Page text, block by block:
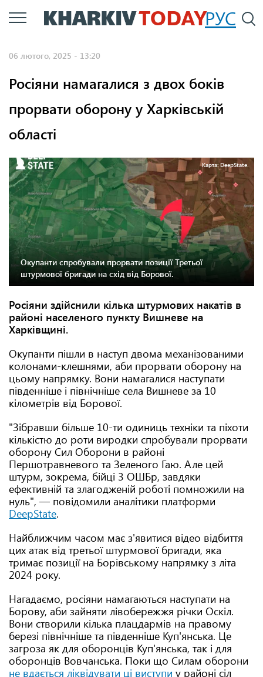
Перейти
до
РУС
06 лютого, 2025 - 13:20
Росіяни намагалися з двох боків
прорвати оборону у Харківській
області
Карта: DeepState.
Окупанти спробували прорвати позиції Третьої
штурмової бригади на схід від Борової.
Росіяни здійснили кілька штурмових накатів в
районі населеного пункту Вишневе на
Харківщині.
Окупанти пішли в наступ двома механізованими
колонами-клешнями, аби прорвати оборону на
цьому напрямку. Вони намагалися наступати
південніше і північніше села Вишневе за 10
кілометрів від Борової.
"Зібравши більше 10-ти одиниць техніки та піхоти
кількістю до роти виродки спробували прорвати
оборону Сил Оборони в районі
Першотравневого та Зеленого Гаю. Але цей
штурм, зокрема, бійці 3 ОШБр, завдяки
ефективній та злагодженій роботі помножили на
нуль", — повідомили аналітики платформи
DeepState.
Найближчим часом має з'явитися відео відбиття
цих атак від третьої штурмової бригади, яка
тримає позиції на Борівському напрямку з літа
2024 року.
Нагадаємо, росіяни намагаються наступати на
Борову, аби зайняти лівобережжя річки Оскіл.
Вони створили кілька плацдармів на правому
березі північніше та південніше Куп'янська. Це
загроза як для оборонців Куп'янська, так і для
оборонців Вовчанська. Поки що Силам оборони
не вдається ліквідувати ці виступи у районі сіл